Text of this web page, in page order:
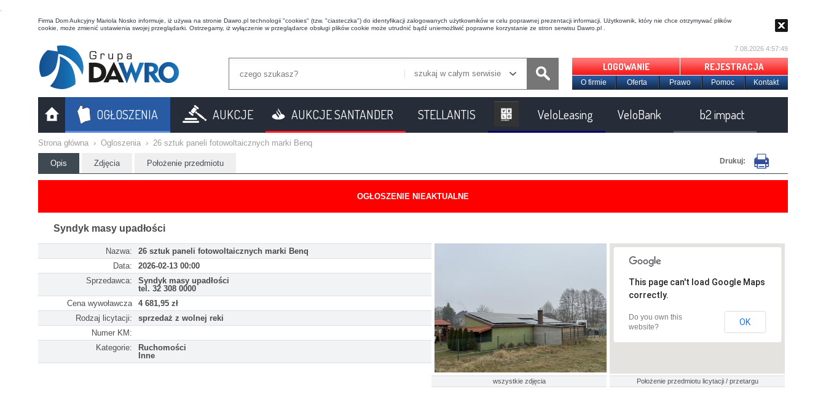
t
Firma Dom Aukcyjny Mariola Nosko informuje, iż używa na stronie Dawro.pl technologii "cookies" (tzw. "ciasteczka") do identyfikacji zalogowanych użytkowników w celu poprawnej prezentacji informacji. Użytkownik, który nie chce otrzymywać plików
cookie, może zmienić ustawienia swojej przeglądarki. Ostrzegamy, iż wyłączenie w przeglądarce obsługi plików cookie może utrudnić bądź uniemożliwić poprawne korzystanie ze stron serwisu Dawro.pl .
szukaj w całym serwisie
7.08.2026 4:57:50
LOGOWANIE REJESTRACJA
O firmie Oferta Prawo Pomoc Kontakt
OGŁOSZENIA AUKCJE AUKCJE SANTANDER STELLANTIS VeloLeasing VeloBank b2 impact
Strona główna › Ogloszenia › 26 sztuk paneli fotowoltaicznych marki Benq
Drukuj:
Opis Zdjęcia Położenie przedmiotu
OGŁOSZENIE NIEAKTUALNE
Syndyk masy upadłości
Nazwa:
26 sztuk paneli fotowoltaicznych marki Benq
Data:
2026-02-13 00:00
Sprzedawca:
Syndyk masy upadłości
tel. 32 308 0000
Cena wywoławcza
4 681,95 zł
Rodzaj licytacji:
sprzedaż z wolnej reki
Numer KM:
Kategorie:
Ruchomości
Inne
wszystkie zdjęcia
This page can't load Google Maps
correctly.
Do you own this
website?
OK
Położenie przedmiotu licytacji / przetargu